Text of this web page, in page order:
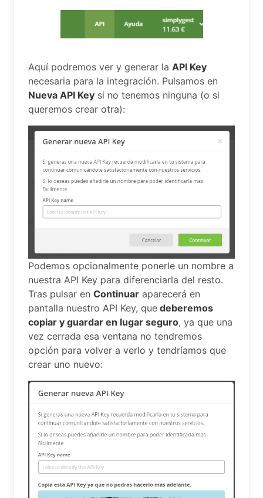
Aquí podremos ver y generar la API Key
necesaria para la integración. Pulsamos en
Nueva API Key si no tenemos ninguna (o si
queremos crear otra):
Podemos opcionalmente ponerle un nombre a
nuestra API Key para diferenciarla del resto.
Tras pulsar en Continuar aparecerá en
pantalla nuestro API Key, que deberemos
copiar y guardar en lugar seguro, ya que una
vez cerrada esa ventana no tendremos
opción para volver a verlo y tendríamos que
crear uno nuevo: